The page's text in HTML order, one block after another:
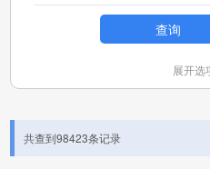
查询
展开选
共查到98423条记录